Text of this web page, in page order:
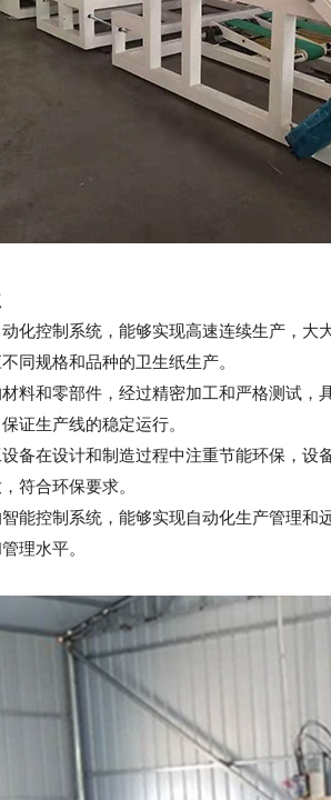
化控制系统，能够实现高速连续生产，大
同规格和品种的卫生纸生产。
料和零部件，经过精密加工和严格测试，
证生产线的稳定运行。
备在设计和制造过程中注重节能环保，设
符合环保要求。
能控制系统，能够实现自动化生产管理和
理水平。